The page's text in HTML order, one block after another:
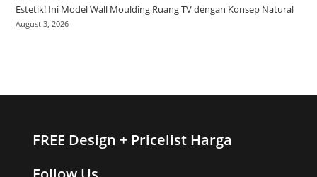
Estetik! Ini Model Wall Moulding Ruang TV dengan Konsep Natural
August 3, 2026
FREE Design + Pricelist Harga